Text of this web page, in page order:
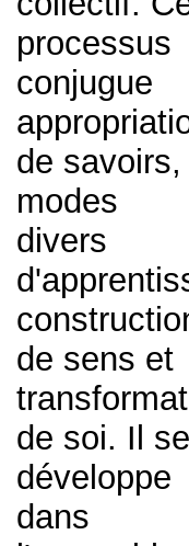
processus
conjugue
de savoirs,
modes
divers
de sens et
de soi. Il se
développe
dans